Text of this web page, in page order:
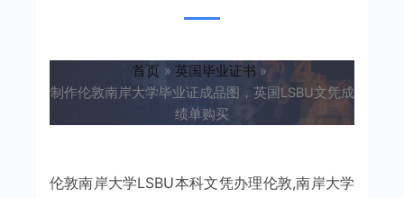
首页
英国毕业证书
制作伦敦南岸大学毕业证成品图，英国LSBU文凭成
绩单购买
伦敦南岸大学LSBU本科文凭办理伦敦,南岸大学